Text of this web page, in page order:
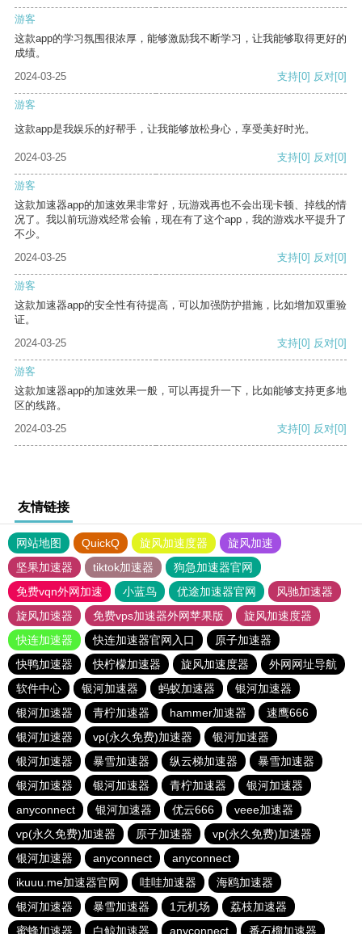
游客
这款app的学习氛围很浓厚，能够激励我不断学习，让我能够取得更好的
成绩。
2024-03-25
支持[0] 反对[0]
游客
这款app是我娱乐的好帮手，让我能够放松身心，享受美好时光。
2024-03-25 支持[0] 反对[0]
游客
这款加速器app的加速效果非常好，玩游戏再也不会出现卡顿、掉线的情
况了。我以前玩游戏经常会输，现在有了这个app，我的游戏水平提升了
不少。
2024-03-25
支持[0] 反对[0]
游客
这款加速器app的安全性有待提高，可以加强防护措施，比如增加双重验
证。
2024-03-25
支持[0] 反对[0]
游客
这款加速器app的加速效果一般，可以再提升一下，比如能够支持更多地
区的线路。
2024-03-25
支持[0] 反对[0]
友情链接
网站地图 QuickQ 旋风加速度器
旋风加速
坚果加速器
tiktok加速器
狗急加速器官网
免费vqn外网加速
小蓝鸟 优途加速器官网
风驰加速器
旋风加速器
免费vps加速器外网苹果版
旋风加速度器
快连加速器
快连加速器官网入口
原子加速器
快鸭加速器
快柠檬加速器 旋风加速度器
外网网址导航
软件中心
银河加速器 蚂蚁加速器
银河加速器
银河加速器
青柠加速器 hammer加速器
速鹰666
银河加速器
vp(永久免费)加速器
银河加速器
银河加速器
暴雪加速器 纵云梯加速器
暴雪加速器
银河加速器
银河加速器 青柠加速器
银河加速器
anyconnect
银河加速器 优云666
veee加速器
vp(永久免费)加速器
原子加速器
vp(永久免费)加速器
银河加速器
anyconnect
anyconnect
ikuuu.me加速器官网
哇哇加速器
海鸥加速器
银河加速器
暴雪加速器 1元机场
荔枝加速器
蜜蜂加速器
白鲸加速器 anyconnect 番石榴加速器